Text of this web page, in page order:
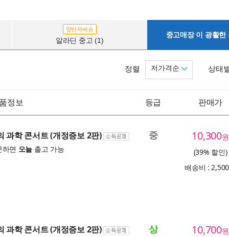
양탄자배송
알라딘 중고 (1)
중고매장 이 광활한
상태
정렬 저가격순
정보 등급 판매가
과학 콘서트 (개정증보 2판)
면 오늘 출고 가능
중 10,300원
(39% 할인)
배송비 :
과학 콘서트 (개정증보 2판) 상 10,700원